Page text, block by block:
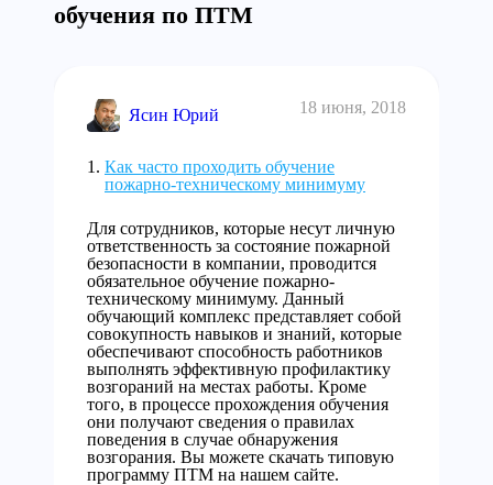
обучения по ПТМ
Ясин Юрий 18 июня, 2018
Как часто проходить обучение
пожарно-техническому минимуму
Для сотрудников, которые несут личную
ответственность за состояние пожарной
безопасности в компании, проводится
обязательное обучение пожарно-
техническому минимуму. Данный
обучающий комплекс представляет собой
совокупность навыков и знаний, которые
обеспечивают способность работников
выполнять эффективную профилактику
возгораний на местах работы. Кроме
того, в процессе прохождения обучения
они получают сведения о правилах
поведения в случае обнаружения
возгорания. Вы можете скачать типовую
программу ПТМ на нашем сайте.